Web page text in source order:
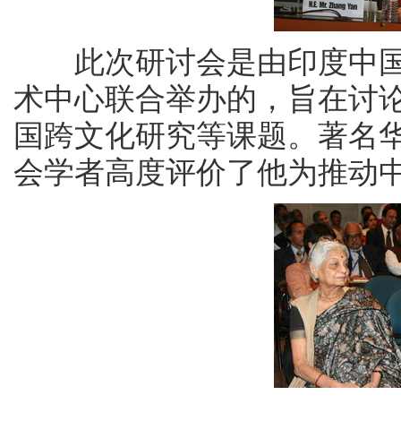
此次研讨会是由印度中
术中心联合举办的，旨在讨
国跨文化研究等课题。著名
会学者高度评价了他为推动